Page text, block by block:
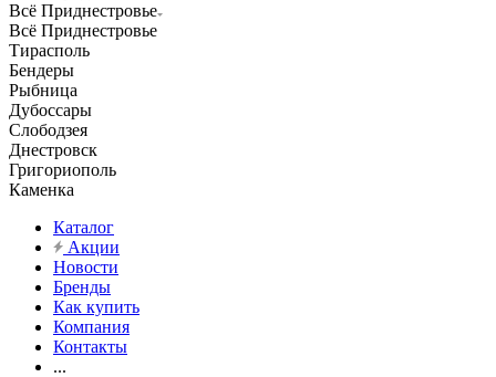
Всё Приднестровье
Всё Приднестровье
Тирасполь
Бендеры
Рыбница
Дубоссары
Слободзея
Днестровск
Григориополь
Каменка
Каталог
Акции
Новости
Бренды
Как купить
Компания
Контакты
...